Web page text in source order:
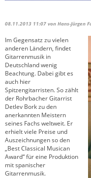
08.11.2013 11:07 von Hans-Jürgen
Im Gegensatz zu vielen
anderen Ländern, findet
Gitarrenmusik in
Deutschland wenig
Beachtung. Dabei gibt es
auch hier
Spitzengitarristen. So zählt
der Rohrbacher Gitarrist
Detlev Bork zu den
anerkannten Meistern
seines Fachs weltweit. Er
erhielt viele Preise und
Auszeichnungen so den
„Best Classical Musican
Award“ für eine Produktion
mit spanischer
Gitarrenmusik.